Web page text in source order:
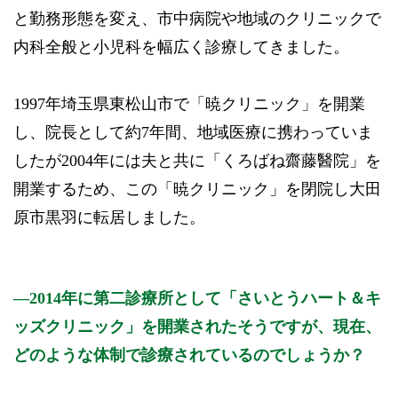
と勤務形態を変え、市中病院や地域のクリニックで
内科全般と小児科を幅広く診療してきました。
1997年埼玉県東松山市で「暁クリニック」を開業
し、院長として約7年間、地域医療に携わっていま
したが2004年には夫と共に「くろばね齋藤醫院」を
開業するため、この「暁クリニック」を閉院し大田
原市黒羽に転居しました。
2014年に第二診療所として「さいとうハート＆キ
ッズクリニック」を開業されたそうですが、現在、
どのような体制で診療されているのでしょうか？